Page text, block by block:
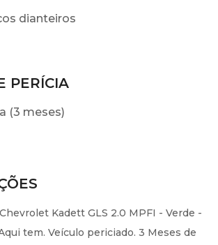
dianteiros
PERÍCIA
(3 meses)
Kadett GLS 2.0 MPFI - Verde -
tem. Veículo periciado. 3 Meses de